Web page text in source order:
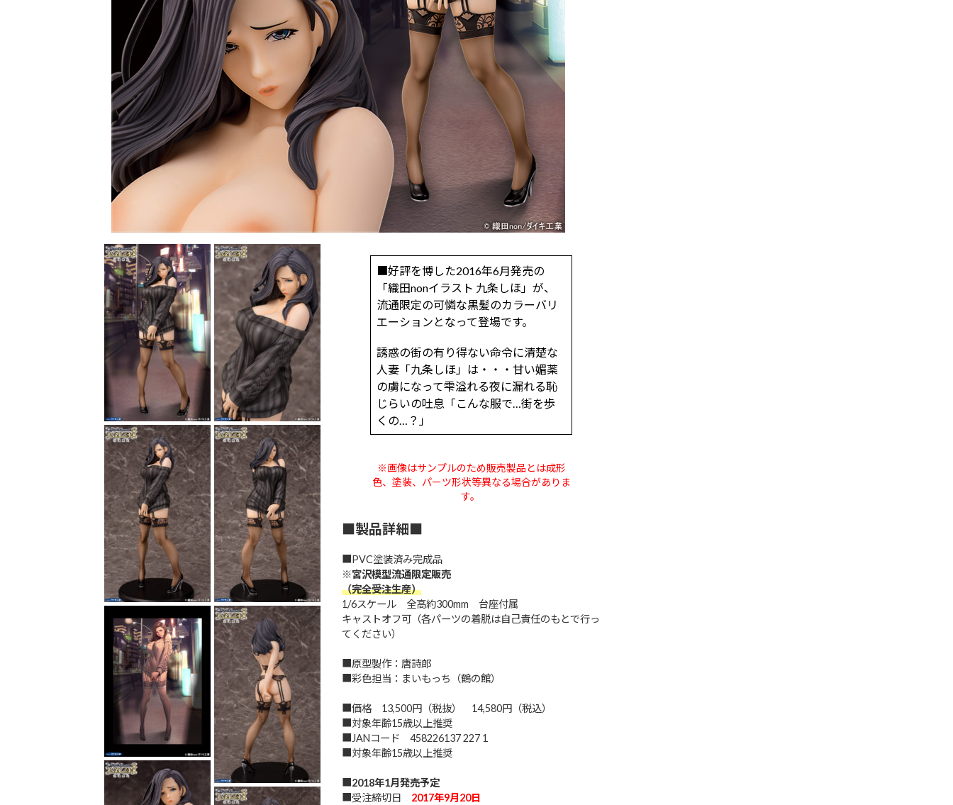
■好評を博した2016年6月発売の
「織田nonイラスト 九条しほ」が、
流通限定の可憐な黒髪のカラーバリ
エーションとなって登場です。
誘惑の街の有り得ない命令に清楚な
人妻「九条しほ」は・・・甘い媚薬
の虜になって雫溢れる夜に漏れる恥
じらいの吐息「こんな服で…街を歩
くの…？」
※画像はサンプルのため販売製品とは成形
色、塗装、パーツ形状等異なる場合がありま
す。
■製品詳細■
■PVC塗装済み完成品
※宮沢模型流通限定販売
（完全受注生産）
1/6スケール 全高約300mm 台座付属
キャストオフ可（各パーツの着脱は自己責任のもとで行っ
てください）
■原型製作：唐詩郎
■彩色担当：まいもっち（鶴の館）
■価格 13,500円（税抜） 14,580円（税込）
■対象年齢15歳以上推奨
■JANコード 458226137 227 1
■対象年齢15歳以上推奨
2018年1月発売予定
■受注締切日 2017年9月20日